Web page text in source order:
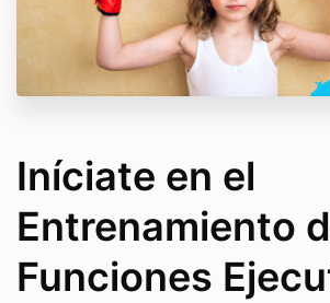
Iníciate en el
Entrenamiento
Funciones